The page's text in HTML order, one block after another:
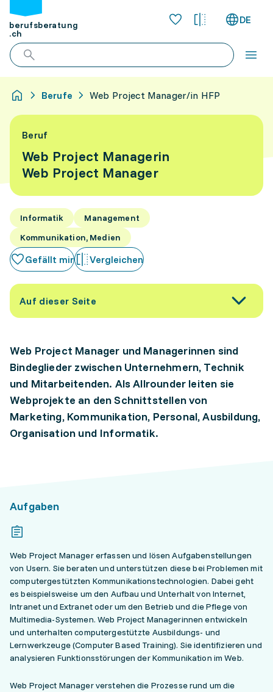
berufsberatung
.ch
DE
Berufe Web Project Manager/in HFP
Beruf
Web Project Managerin
Web Project Manager
Informatik
Management
Kommunikation, Medien
Gefällt mir Vergleichen
Auf dieser Seite
Web Project Manager und Managerinnen sind
Bindeglieder zwischen Unternehmern, Technik
und Mitarbeitenden. Als Allrounder leiten sie
Webprojekte an den Schnittstellen von
Marketing, Kommunikation, Personal, Ausbildung,
Organisation und Informatik.
Aufgaben
Web Project Manager erfassen und lösen Aufgabenstellungen
von Usern. Sie beraten und unterstützen diese bei Problemen mit
computergestützten Kommunikationstechnologien. Dabei geht
es beispielsweise um den Aufbau und Unterhalt von Internet,
Intranet und Extranet oder um den Betrieb und die Pflege von
Multimedia-Systemen. Web Project Managerinnen entwickeln
und unterhalten computergestützte Ausbildungs- und
Lernwerkzeuge (Computer Based Training). Sie identifizieren und
analysieren Funktionsstörungen der Kommunikation im Web.
Web Project Manager verstehen die Prozesse rund um die